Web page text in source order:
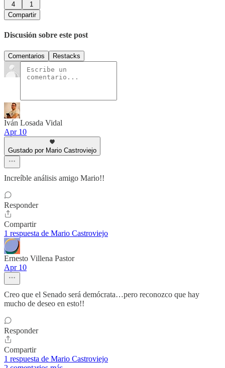
4
1
Compartir
Discusión sobre este post
Comentarios Restacks
Iván Losada Vidal
Apr 10
Gustado por Mario Castroviejo
Increíble análisis amigo Mario!!
Responder
Compartir
1 respuesta de Mario Castroviejo
Ernesto Villena Pastor
Apr 10
Creo que el Senado será demócrata…pero reconozco que hay
mucho de deseo en esto!!
Responder
Compartir
1 respuesta de Mario Castroviejo